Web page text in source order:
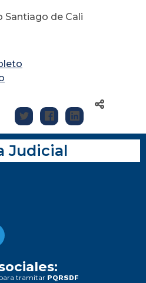
Santiago de Cali
Judicial
tramitar PQRSDF